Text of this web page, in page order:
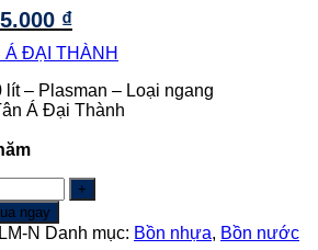
₫.
₫Giá
hiện
tại
là:
3.125.000 ₫.
Á ĐẠI THÀNH
lít – Plasman – Loại ngang
Á Đại Thành
ngay
N Danh mục: Bồn nhựa, Bồn nước